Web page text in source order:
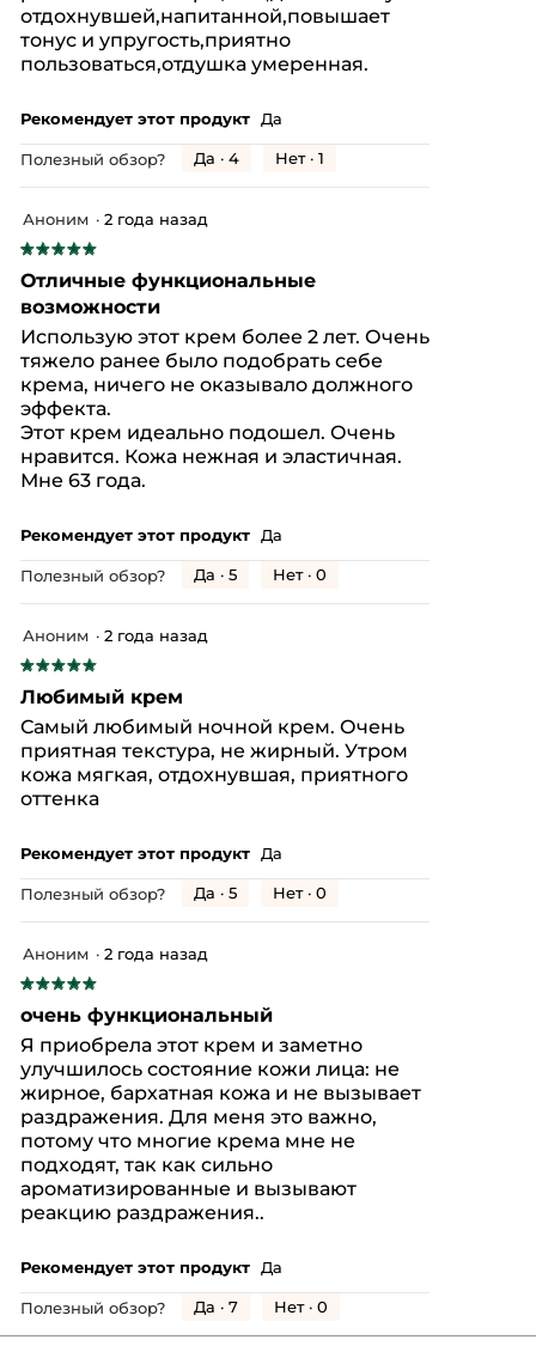
Формат :Баночка
Код продукта: 13836
отдохнувшей,напитанной,повышает
тонус и упругость,приятно
пользоваться,отдушка умеренная.
Рекомендует этот продукт Да
Полезный обзор? Да · 4 Нет · 1
★★★★★
★★★★★
из
5
звезд.
Аноним · 2 года назад
Отличные функциональные
возможности
Использую этот крем более 2 лет. Очень
тяжело ранее было подобрать себе
крема, ничего не оказывало должного
эффекта.
Этот крем идеально подошел. Очень
нравится. Кожа нежная и эластичная.
Мне 63 года.
Рекомендует этот продукт Да
Полезный обзор? Да · 5 Нет · 0
★★★★★
★★★★★
из
5
звезд.
Аноним · 2 года назад
Любимый крем
Самый любимый ночной крем. Очень
приятная текстура, не жирный. Утром
кожа мягкая, отдохнувшая, приятного
оттенка
Рекомендует этот продукт Да
Полезный обзор? Да · 5 Нет · 0
★★★★★
★★★★★
5
звезд.
Аноним · 2 года назад
очень функциональный
Я приобрела этот крем и заметно
улучшилось состояние кожи лица: не
жирное, бархатная кожа и не вызывает
раздражения. Для меня это важно,
потому что многие крема мне не
подходят, так как сильно
ароматизированные и вызывают
реакцию раздражения..
Рекомендует этот продукт Да
Полезный обзор? Да · 7 Нет · 0